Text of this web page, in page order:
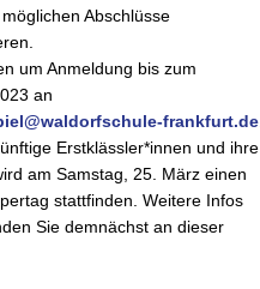
Abschlüsse
um Anmeldung bis zum
an
frankfurt.de
Erstklässler*innen und ihre
am Samstag, 25. März einen
stattfinden. Weitere Infos
Sie demnächst an dieser